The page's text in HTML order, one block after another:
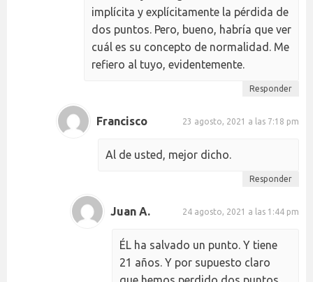
implícita y explícitamente la pérdida de
dos puntos. Pero, bueno, habría que ver
cuál es su concepto de normalidad. Me
refiero al tuyo, evidentemente.
Responder
Francisco 23 agosto, 2021 a las 7:18 pm
Al de usted, mejor dicho.
Responder
Juan A. 24 agosto, 2021 a las 1:44 pm
ÉL ha salvado un punto. Y tiene
21 años. Y por supuesto claro